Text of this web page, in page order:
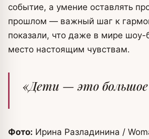
событие, а умение оставлять
прошлом — важный шаг к
показали, что даже в мире шоу-
место настоящим чувствам.
«Дети — это большое
Фото: Ирина Разладинина /